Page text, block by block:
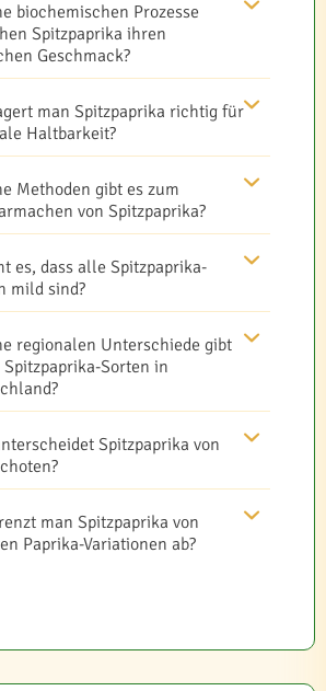
biochemischen Prozesse
Spitzpaprika ihren
Geschmack?
man Spitzpaprika richtig für
Haltbarkeit?
Methoden gibt es zum
von Spitzpaprika?
es, dass alle Spitzpaprika-
mild sind?
regionalen Unterschiede gibt
Spitzpaprika-Sorten in
Spitzpaprika von
man Spitzpaprika von
Paprika-Variationen ab?